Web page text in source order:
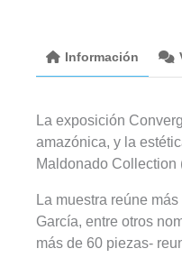
Información
La exposición
amazónica, y la
Maldonado Collection
La muestra reúne
García, entre otros
más de 60 piezas-